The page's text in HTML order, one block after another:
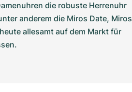
die robuste Herrenuhr
anderem die Miros Date, Miros
allesamt auf dem Markt für